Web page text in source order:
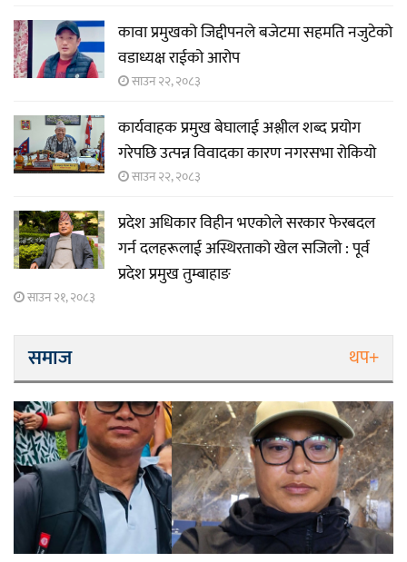
कावा प्रमुखको जिद्दीपनले बजेटमा सहमति नजुटेको
वडाध्यक्ष राईको आरोप
साउन २२, २०८३
कार्यवाहक प्रमुख बेघालाई अश्लील शब्द प्रयोग
गरेपछि उत्पन्न विवादका कारण नगरसभा रोकियो
साउन २२, २०८३
प्रदेश अधिकार विहीन भएकोले सरकार फेरबदल
गर्न दलहरूलाई अस्थिरताको खेल सजिलो : पूर्व
प्रदेश प्रमुख तुम्बाहाङ
साउन २१, २०८३
समाज थप+